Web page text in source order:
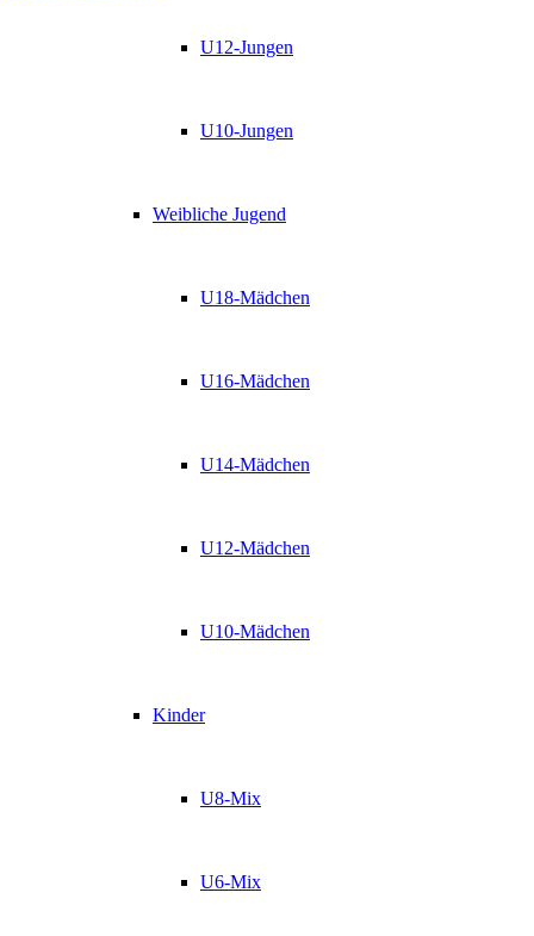
U12-Jungen
U10-Jungen
Weibliche Jugend
U18-Mädchen
U16-Mädchen
U14-Mädchen
U12-Mädchen
U10-Mädchen
Kinder
U8-Mix
U6-Mix